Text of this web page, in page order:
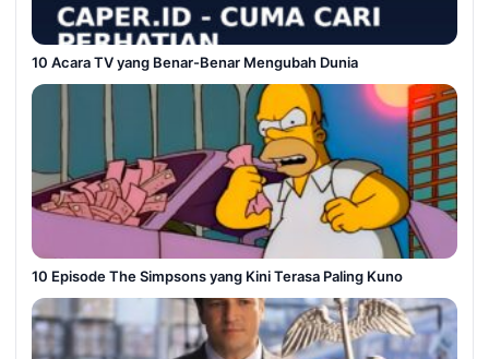
10 Acara TV yang Benar-Benar Mengubah Dunia
10 Episode The Simpsons yang Kini Terasa Paling Kuno